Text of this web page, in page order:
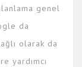
genel
da
olarak da
yardımcı